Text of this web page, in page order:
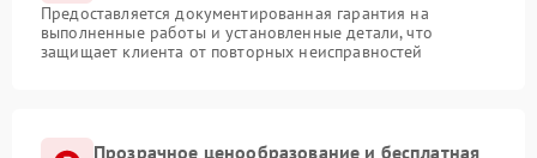
Предоставляется документированная гарантия на
выполненные работы и установленные детали, что
защищает клиента от повторных неисправностей
Прозрачное ценообразование и бесплатная